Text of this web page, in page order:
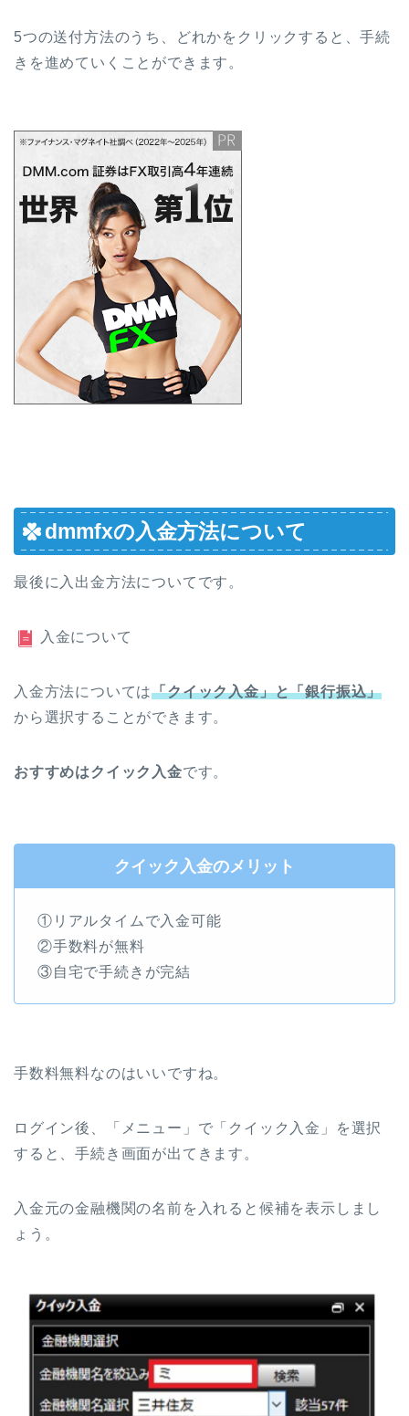
5つの送付方法のうち、どれかをクリックすると、手続
きを進めていくことができます。
dmmfxの入金方法について
最後に入出金方法についてです。
入金について
入金方法については「クイック入金」と「銀行振込」
から選択することができます。
おすすめはクイック入金です。
クイック入金のメリット
①リアルタイムで入金可能
②手数料が無料
③自宅で手続きが完結
手数料無料なのはいいですね。
ログイン後、「メニュー」で「クイック入金」を選択
すると、手続き画面が出てきます。
入金元の金融機関の名前を入れると候補を表示しまし
ょう。